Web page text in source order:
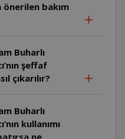
önerilen bakım
Buharlı
şeffaf
çıkarılır?
Buharlı
kullanımı
ne